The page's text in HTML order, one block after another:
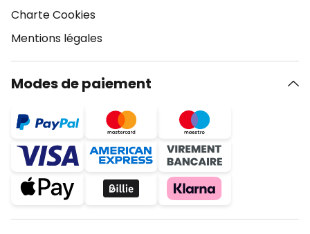
Charte Cookies
Mentions légales
Modes de paiement